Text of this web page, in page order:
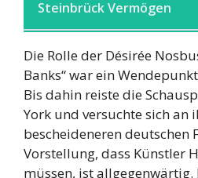
Steinbrück Vermögen
Die Rolle der Désirée
Banks“ war ein
Bis dahin reiste die
York und versuchte sich an
bescheideneren deutschen
Vorstellung, dass Künstler
müssen, ist